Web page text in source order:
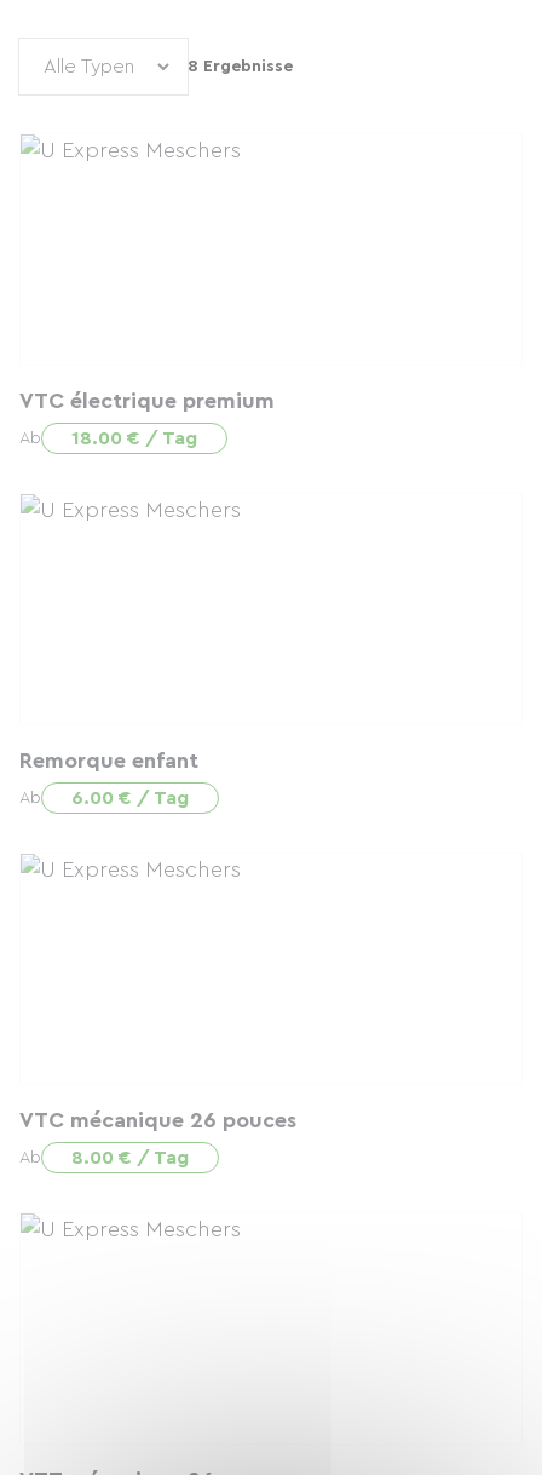
8 Ergebnisse
VTC électrique premium
Ab 18.00 € / Tag
Remorque enfant
Ab 6.00 € / Tag
VTC mécanique 26 pouces
Ab 8.00 € / Tag